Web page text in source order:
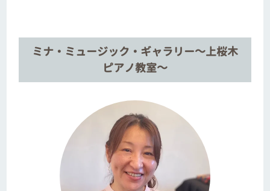
ミナ・ミュージック・ギャラリー～上桜木
ピアノ教室～